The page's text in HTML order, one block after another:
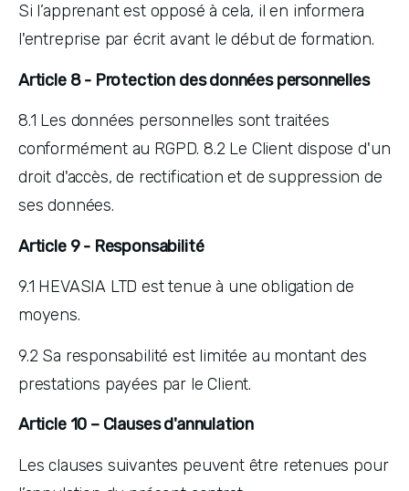
Si l’apprenant est opposé à cela, il en informera
l'entreprise par écrit avant le début de formation.
Article 8 - Protection des données personnelles
8.1 Les données personnelles sont traitées
conformément au RGPD. 8.2 Le Client dispose d'un
droit d'accès, de rectification et de suppression de
ses données.
Article 9 - Responsabilité
9.1 HEVASIA LTD est tenue à une obligation de
moyens.
9.2 Sa responsabilité est limitée au montant des
prestations payées par le Client.
Article 10 – Clauses d'annulation
Les clauses suivantes peuvent être retenues pour